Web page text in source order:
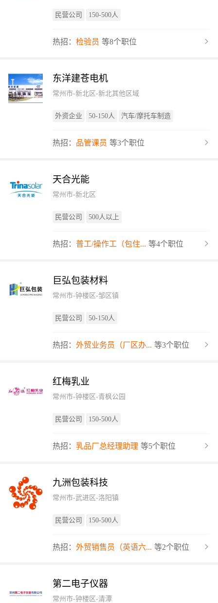
民营公司 150-500人
热招： 检验员 等8个职位
东洋建苍电机
常州市-新北区-新北其他区域
外资企业 50-150人 汽车/摩托车制造
热招： 品管课员 等3个职位
天合光能
常州市-新北区
民营公司 500人以上
热招： 普工/操作工（包住... 等4个职位
巨弘包装材料
常州市-钟楼区-邹区镇
民营公司 50-150人
热招： 外贸业务员（厂区办... 等3个职位
红梅乳业
常州市-钟楼区-青枫公园
民营公司 150-500人
热招： 乳品厂总经理助理 等5个职位
九洲包装科技
常州市-武进区-洛阳镇
民营公司 150-500人
热招： 外贸销售员（英语六... 等2个职位
第二电子仪器
常州市-钟楼区-清潭